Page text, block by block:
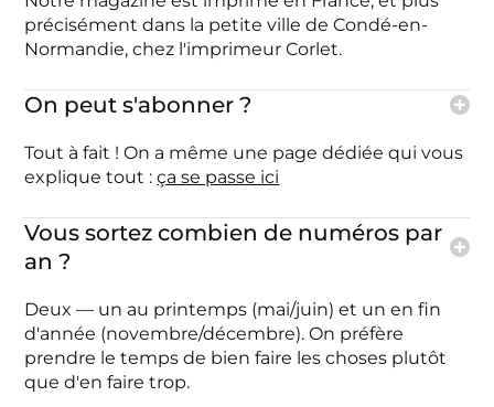
précisément dans la petite ville de Condé-en-
Normandie, chez l'imprimeur Corlet.
On peut s'abonner ?
Tout à fait ! On a même une page dédiée qui vous
explique tout :ça se passe ici
Vous sortez combien de numéros par
an ?
Deux — un au printemps (mai/juin) et un en fin
d'année (novembre/décembre). On préfère
prendre le temps de bien faire les choses plutôt
que d'en faire trop.